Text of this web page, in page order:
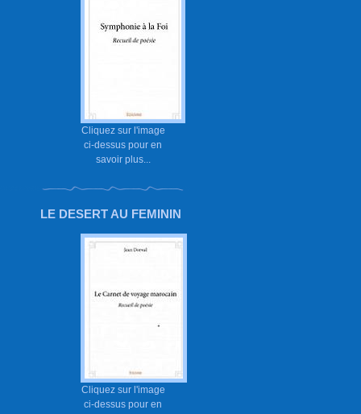
Cliquez sur l'image
ci-dessus pour en
savoir plus...
LE DESERT AU FEMININ
Cliquez sur l'image
ci-dessus pour en